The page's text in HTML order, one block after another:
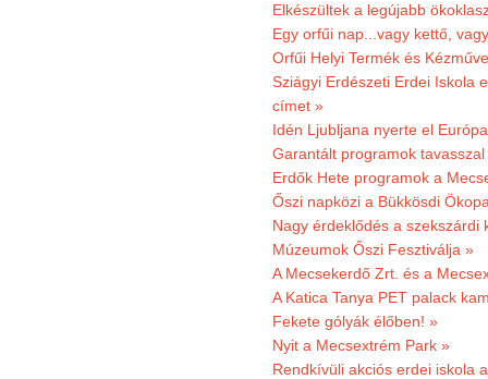
Elkészültek a legújabb
Egy orfűi nap...vagy kettő,
Orfűi Helyi Termék és
Sziágyi Erdészeti Erdei Iskola
címet »
Idén Ljubljana nyerte el
Garantált programok tavasszal
Erdők Hete programok a
Őszi napközi a Bükkösdi
Nagy érdeklődés a szekszárdi
Múzeumok Őszi Fesztiválja »
A Mecsekerdő Zrt. és a
A Katica Tanya PET palack
Fekete gólyák élőben! »
Nyit a Mecsextrém Park »
Rendkívüli akciós erdei iskola